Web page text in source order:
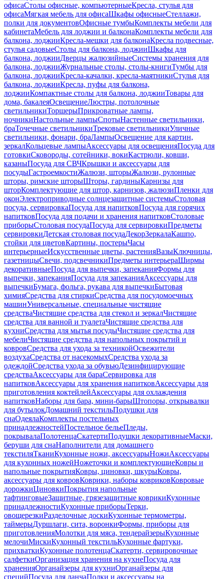
офисаСтолы офисные, компьютерныеКресла, стулья для
офисаМягкая мебель для офисаШкафы офисныеСтеллажи,
полки для документовОфисные тумбыКомплекты мебели для
кабинетаМебель для лоджии и балконаКомплекты мебели для
балкона, лоджииКресла-мешки для балконаКресла подвесные,
стулья садовыеСтолы для балкона, лоджииШкафы для
балкона, лоджииДверцы жалюзийныеСистемы хранения для
балкона, лоджииЖурнальные столы, столы-книгиТумбы для
балкона, лоджииКресла-качалки, кресла-маятникиСтулья для
балкона, лоджииКресла, пуфы для балкона,
лоджииКомпактные столы для балкона, лоджииТовары для
дома, бакалеяОсвещениеЛюстры, потолочные
светильникиТоршерыПрикроватные лампы,
ночникиНастольные лампыСпотыНастенные светильники,
браТочечные светильникиТрековые светильникиУличные
светильники, фонари, браЛампыОсвещение для картин,
зеркалКольцевые лампыАксессуары для освещенияПосуда для
готовкиСковороды, сотейники, вокиКастрюли, ковши,
казаныПосуда для СВЧКрышки и аксессуары для
посудыГастроемкостиЖалюзи, шторыЖалюзи, рулонные
шторы, римские шторыШторы, гардиныКарнизы для
шторКомплектующие для штор, карнизов, жалюзиПленки для
оконЭлектроприводные солнцезащитные системыСтоловая
посуда, сервировкаПосуда для напитковПосуда для горячих
напитковПосуда для подачи и хранения напитковСтоловые
приборыСтоловая посудаПосуда для сервировкиПредметы
сервировкиДетская столовая посудаДекорЗеркалаКашпо,
стойки для цветовКартины, постерыЧасы
интерьерныеИскусственные цветы, растенияВазыКлючницы,
газетницыСвечи, подсвечникиПредметы интерьераШирмы
декоративныеПосуда для выпечки, запеканияФормы для
выпечки, запеканияПосуда для запеканияАксессуары для
выпечкиБумага, фольга, рукава для выпечкиБытовая
химияСредства для стиркиСредства для посудомоечных
машинУниверсальные, специальные чистящие
средстваЧистящие средства для стекол и зеркалЧистящие
средства для ванной и туалетаЧистящие средства для
кухниСредства для мытья посудыЧистящие средства для
мебелиЧистящие средства для напольных покрытий и
ковровСредства для ухода за техникойОсвежители
воздухаСредства от насекомыхСредства ухода за
одеждойСредства ухода за обувьюДезинфицирующие
средстваАксессуары для бараСервировка для
напитковАксессуары для хранения напитковАксессуары для
приготовления коктейлейАксессуары для охлаждения
напитковНаборы для бара, мини-барыШтопоры, открывалки
для бутылокДомашний текстильПодушки для
снаОдеялаКомплекты постельных
принадлежностейПостельное бельеПледы,
покрывалаПолотенцаСкатертиПодушки декоративныеМаски,
беруши для снаНаполнители для домашнего
текстиляТканиКухонные ножи, аксессуарыНожиАксессуары
для кухонных ножейНожеточки и комплектующиеКовры и
напольные покрытияКовры, циновки, шкурыКовры,
аксессуары для ковровКоврики, наборы ковриковКовровые
дорожкиЦиновкиПокрытия напольные
тафтинговыеЗащитные, грязезащитные коврикиКухонные
принадлежностиКухонные приборыТерки,
овощерезкиРазделочные доскиКухонные термометры,
таймерыДуршлаги, сита, воронкиФормы, приборы для
приготовленияМолотки для мяса, тендерайзерыКухонные
мелочиМискиКухонный текстильКухонные фартуки,
прихваткиКухонные полотенцаСкатерти, сервировочные
салфеткиОрганизация хранения на кухнеПосуда для
храненияОрганайзеры для кухниОрганайзеры для
специйПосуда для ланчаПолки и аксессуары на